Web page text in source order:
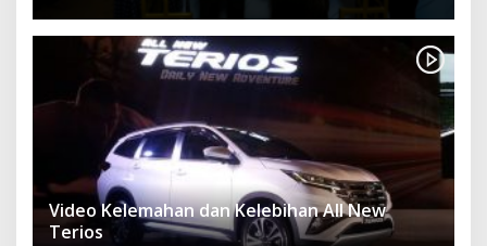
Video Kelemahan dan Kelebihan All New
Terios